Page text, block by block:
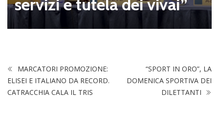
servizi e tutela dei vivai”
MARCATORI PROMOZIONE:
ELISEI E ITALIANO DA RECORD.
CATRACCHIA CALA IL TRIS
“SPORT IN ORO”, LA
DOMENICA SPORTIVA DEI
DILETTANTI